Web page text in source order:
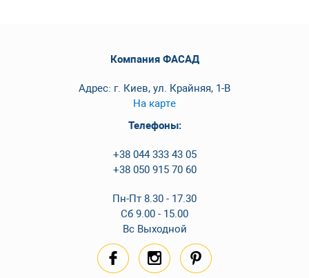
Компания ФАСАД
Адрес: г. Киев, ул. Крайняя, 1-В
На карте
Телефоны:
+38 044 333 43 05
+38 050 915 70 60
Пн-Пт 8.30 - 17.30
Сб 9.00 - 15.00
Вс Выходной